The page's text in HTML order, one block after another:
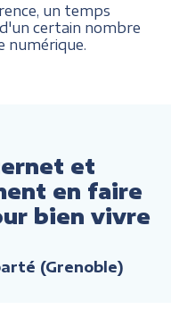
un temps
certain nombre
numérique.
et
en faire
bien vivre
(Grenoble)